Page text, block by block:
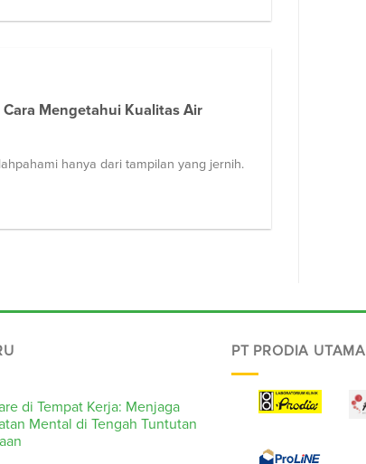
Mengetahui Kualitas Air
hanya dari tampilan yang jernih.
di Tempat Kerja: Menjaga
Mental di Tengah Tuntutan
PT PRODIA UTAMA